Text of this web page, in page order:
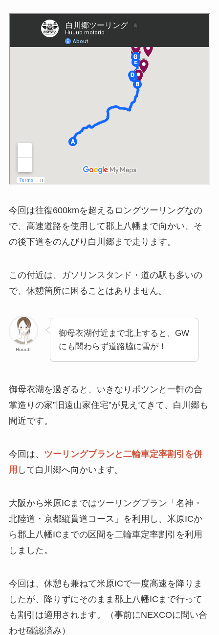
今回は往復600kmを超えるロングツーリングなの
で、高速道路を使用して郡上八幡まで向かい、そ
の後下道をのんびり白川郷まで走ります。
この付近は、ガソリンスタンド・道の駅も多いの
で、休憩箇所に困ることはありません。
Huuub
御母衣湖付近まで北上すると、GW
にも関わらず道路脇に雪が！
御母衣湖を過ぎると、いきなりポツンと一軒の合
掌造りの家”旧遠山家住宅”が見えてきて、白川郷も
間近です。
今回は、 ツーリングプランと二輪車定率割引を併
用 して白川郷へ向かいます。
大阪から米原ICまではツーリングプラン「名神・
北陸道・京都縦貫道コース」を利用し、米原ICか
ら郡上八幡ICまでの区間を二輪車定率割引を利用
しました。
今回は、休憩も兼ねて米原ICで一度高速を降りま
したが、降りずにそのまま郡上八幡ICまで行って
も割引は適用されます。（事前にNEXCOに問い合
わせ確認済み）